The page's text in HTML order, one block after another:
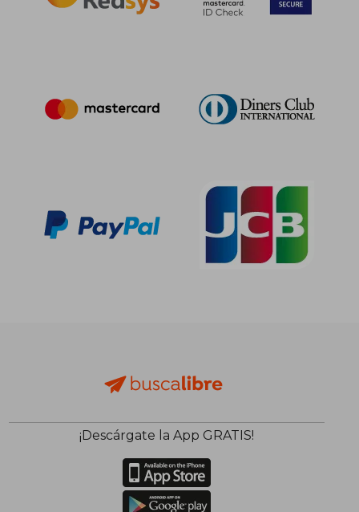
¡Descárgate la App GRATIS!